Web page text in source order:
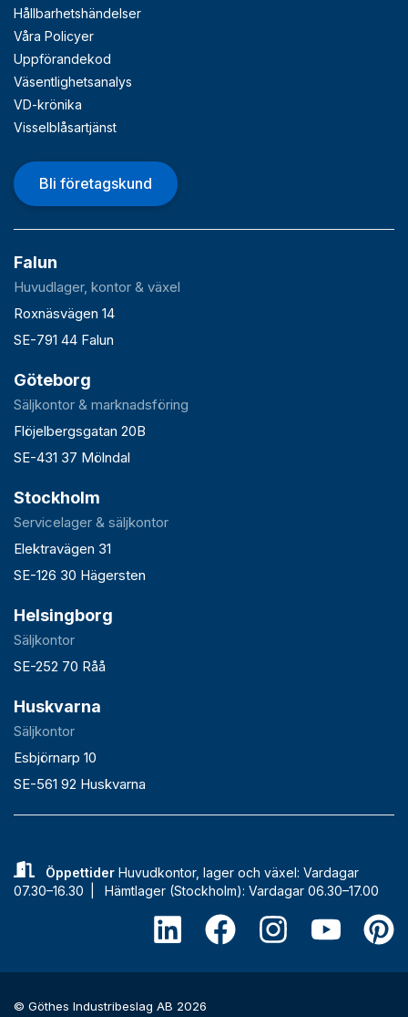
Hållbarhetshändelser
Våra Policyer
Uppförandekod
Väsentlighetsanalys
VD-krönika
Visselblåsartjänst
Bli företagskund
Falun
Huvudlager, kontor & växel
Roxnäsvägen 14
SE-791 44 Falun
Göteborg
Säljkontor & marknadsföring
Flöjelbergsgatan 20B
SE-431 37 Mölndal
Stockholm
Servicelager & säljkontor
Elektravägen 31
SE-126 30 Hägersten
Helsingborg
Säljkontor
SE-252 70 Råå
Huskvarna
Säljkontor
Esbjörnarp 10
SE-561 92 Huskvarna
ÖppettiderHuvudkontor, lager och växel: Vardagar
07.30–16.30 |
Hämtlager (Stockholm): Vardagar 06.30–17.00
© Göthes Industribeslag AB 2026